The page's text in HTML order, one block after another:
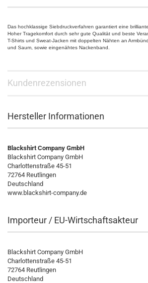
Das hochklassige Siebdruckverfahren garantiert eine
Hoher Tragekomfort durch sehr gute Qualität und beste
T-Shirts und Sweat-Jacken mit doppelten Nähten an
und Saum, sowie eingenähtes Nackenband.
Kundenrezensionen
Hersteller Informationen
Blackshirt Company GmbH
Blackshirt Company GmbH
Charlottenstraße 45-51
72764 Reutlingen
Deutschland
www.blackshirt-company.de
Importeur / EU-Wirtschaftsakteur
Blackshirt Company GmbH
Charlottenstraße 45-51
72764 Reutlingen
Deutschland